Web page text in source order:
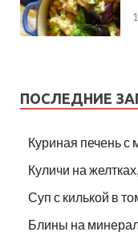
ПОСЛЕДНИЕ
Куриная печень
Куличи на
Суп с килькой в
Блины на